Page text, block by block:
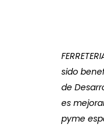
sido
de
es
pyme